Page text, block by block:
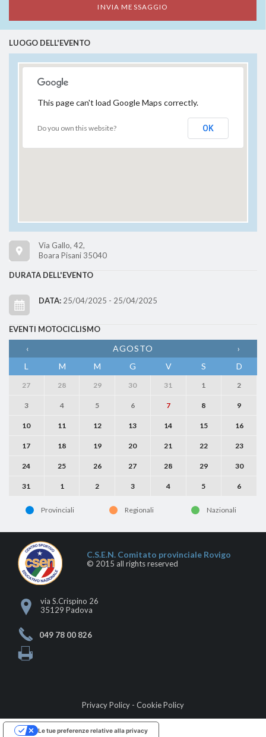
LUOGO DELL'EVENTO
This page can't load Google Maps correctly.
Do you own this website? OK
Via Gallo, 42,
Boara Pisani 35040
DURATA DELL'EVENTO
DATA: 25/04/2025 - 25/04/2025
EVENTI MOTOCICLISMO
‹ AGOSTO
›
L
M M G V S D
27 28 29 30 31 1 2
3 4 5 6 7 8 9
10 11 12 13 14 15 16
17 18 19 20 21 22 23
24 25 26 27 28 29 30
31 1 2 3 4 5 6
Provinciali Regionali Nazionali
C.S.E.N. Comitato provinciale Rovigo
© 2015 all rights reserved
via S.Crispino 26
35129 Padova
049 78 00 826
Privacy Policy - Cookie Policy
Le tue preferenze relative alla privacy